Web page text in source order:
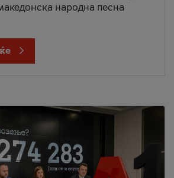
народна песна